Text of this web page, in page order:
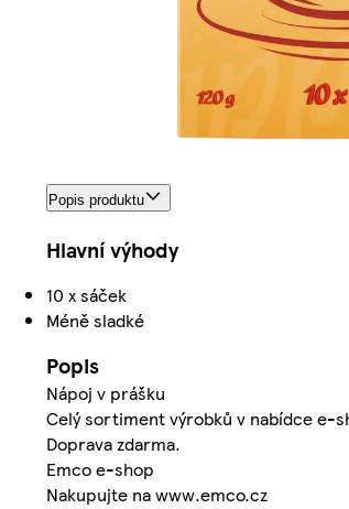
Popis produktu
Hlavní výhody
10 x sáček
Méně sladké
Popis
Nápoj v prášku
Celý sortiment výrobků v nabídce e-
Doprava zdarma.
Emco e-shop
Nakupujte na www.emco.cz